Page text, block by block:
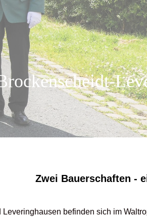
cheidt-
Zwei Bauerschaften -
Leveringhausen befinden sich im